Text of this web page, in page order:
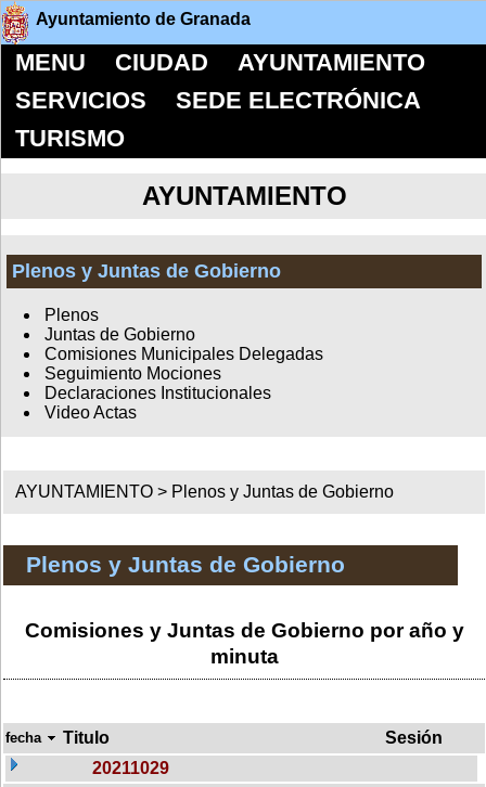
Ayuntamiento de Granada
MENU CIUDAD
AYUNTAMIENTO
SERVICIOS
SEDE ELECTRÓNICA
TURISMO
AYUNTAMIENTO
Plenos y Juntas de Gobierno
Plenos
Juntas de Gobierno
Comisiones Municipales Delegadas
Seguimiento Mociones
Declaraciones Institucionales
Video Actas
AYUNTAMIENTO > Plenos y Juntas de Gobierno
Plenos y Juntas de Gobierno
Comisiones y Juntas de Gobierno por año y
minuta
fecha Titulo
Sesión
20211029